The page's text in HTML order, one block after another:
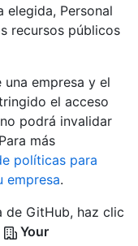
elegida, Personal
recursos públicos
empresa y el
el acceso
podrá invalidar
más
políticas para
empresa.
de GitHub, haz clic
Your